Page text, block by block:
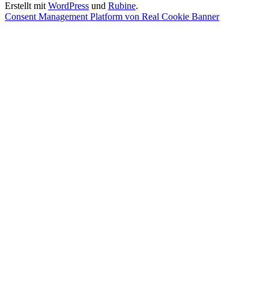
Einstellungen
Erstellt mit WordPress und Rubine.
Consent Management Platform von Real Cookie Banner